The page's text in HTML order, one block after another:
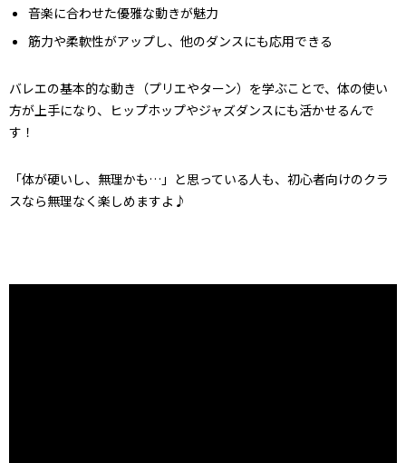
音楽に合わせた優雅な動きが魅力
筋力や柔軟性がアップし、他のダンスにも応用できる
バレエの基本的な動き（プリエやターン）を学ぶことで、体の使い
方が上手になり、ヒップホップやジャズダンスにも活かせるんで
す！
「体が硬いし、無理かも…」と思っている人も、初心者向けのクラ
スなら無理なく楽しめますよ♪